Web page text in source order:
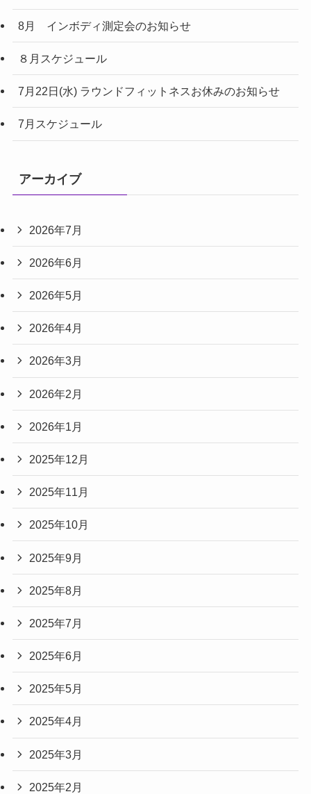
8月 インボディ測定会のお知らせ
８月スケジュール
7月22日(水) ラウンドフィットネスお休みのお知らせ
7月スケジュール
アーカイブ
2026年7月
2026年6月
2026年5月
2026年4月
2026年3月
2026年2月
2026年1月
2025年12月
2025年11月
2025年10月
2025年9月
2025年8月
2025年7月
2025年6月
2025年5月
2025年4月
2025年3月
2025年2月